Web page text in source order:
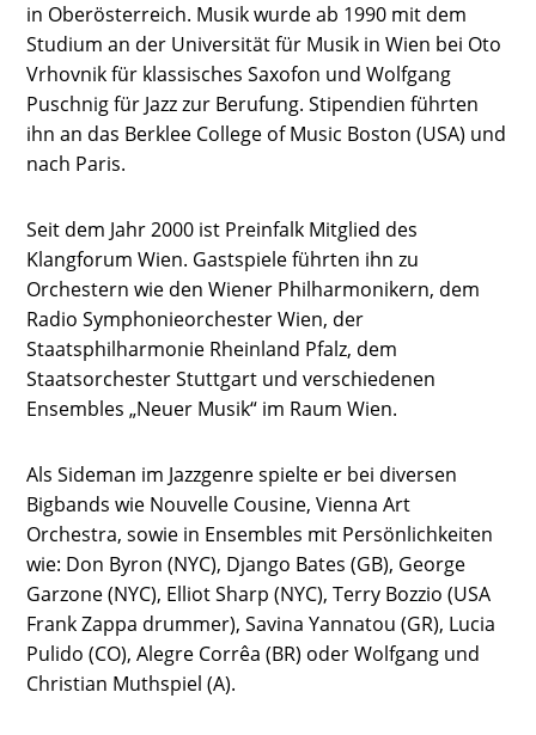
in Oberösterreich. Musik wurde ab 1990 mit dem
Studium an der Universität für Musik in Wien bei Oto
Vrhovnik für klassisches Saxofon und Wolfgang
Puschnig für Jazz zur Berufung. Stipendien führten
ihn an das Berklee College of Music Boston (USA) und
nach Paris.
Seit dem Jahr 2000 ist Preinfalk Mitglied des
Klangforum Wien. Gastspiele führten ihn zu
Orchestern wie den Wiener Philharmonikern, dem
Radio Symphonieorchester Wien, der
Staatsphilharmonie Rheinland Pfalz, dem
Staatsorchester Stuttgart und verschiedenen
Ensembles „Neuer Musik“ im Raum Wien.
Als Sideman im Jazzgenre spielte er bei diversen
Bigbands wie Nouvelle Cousine, Vienna Art
Orchestra, sowie in Ensembles mit Persönlichkeiten
wie: Don Byron (NYC), Django Bates (GB), George
Garzone (NYC), Elliot Sharp (NYC), Terry Bozzio (USA
Frank Zappa drummer), Savina Yannatou (GR), Lucia
Pulido (CO), Alegre Corrêa (BR) oder Wolfgang und
Christian Muthspiel (A).